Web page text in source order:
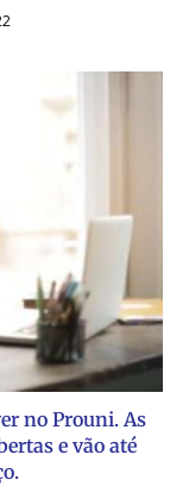
no Prouni. As
e vão até